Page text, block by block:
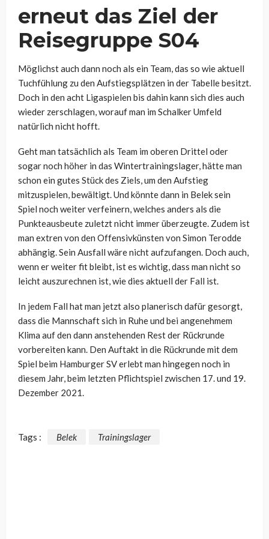
erneut das Ziel der
Reisegruppe S04
Möglichst auch dann noch als ein Team, das so wie aktuell
Tuchfühlung zu den Aufstiegsplätzen in der Tabelle besitzt.
Doch in den acht Ligaspielen bis dahin kann sich dies auch
wieder zerschlagen, worauf man im Schalker Umfeld
natürlich nicht hofft.
Geht man tatsächlich als Team im oberen Drittel oder
sogar noch höher in das Wintertrainingslager, hätte man
schon ein gutes Stück des Ziels, um den Aufstieg
mitzuspielen, bewältigt. Und könnte dann in Belek sein
Spiel noch weiter verfeinern, welches anders als die
Punkteausbeute zuletzt nicht immer überzeugte. Zudem ist
man extren von den Offensivkünsten von Simon Terodde
abhängig. Sein Ausfall wäre nicht aufzufangen. Doch auch,
wenn er weiter fit bleibt, ist es wichtig, dass man nicht so
leicht auszurechnen ist, wie dies aktuell der Fall ist.
In jedem Fall hat man jetzt also planerisch dafür gesorgt,
dass die Mannschaft sich in Ruhe und bei angenehmem
Klima auf den dann anstehenden Rest der Rückrunde
vorbereiten kann. Den Auftakt in die Rückrunde mit dem
Spiel beim Hamburger SV erlebt man hingegen noch in
diesem Jahr, beim letzten Pflichtspiel zwischen 17. und 19.
Dezember 2021.
Tags : Belek Trainingslager